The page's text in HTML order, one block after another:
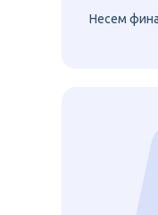
Несем